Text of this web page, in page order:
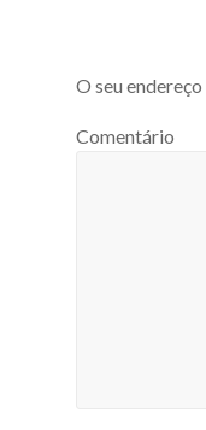
O seu
Comentário